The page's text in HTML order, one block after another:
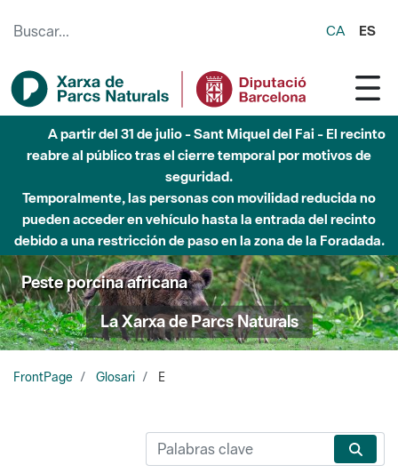
CA ES
A partir del 31 de julio - Sant Miquel del Fai - El recinto
reabre al público tras el cierre temporal por motivos de
seguridad.
Temporalmente, las personas con movilidad reducida no
pueden acceder en vehículo hasta la entrada del recinto
debido a una restricción de paso en la zona de la Foradada.
Peste porcina africana
La Xarxa de Parcs Naturals
FrontPage Glosari E